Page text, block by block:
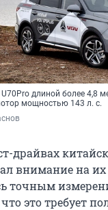
длиной более 4,8
мощностью 143 л. с.
драйвах
внимание на
точным
это требует